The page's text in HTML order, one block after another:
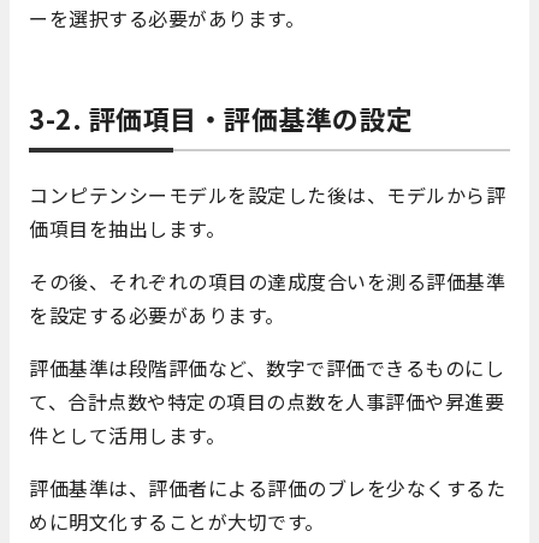
ーを選択する必要があります。
3-2. 評価項目・評価基準の設定
コンピテンシーモデルを設定した後は、モデルから評
価項目を抽出します。
その後、それぞれの項目の達成度合いを測る評価基準
を設定する必要があります。
評価基準は段階評価など、数字で評価できるものにし
て、合計点数や特定の項目の点数を人事評価や昇進要
件として活用します。
評価基準は、評価者による評価のブレを少なくするた
めに明文化することが大切です。